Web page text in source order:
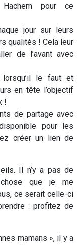
pour ce
jour sur leurs
qualités ! Cela leur
de l’avant avec
le faut et
en tête l’objectif
!
de partage avec
pour les
créer un lien de
Il n’y a pas de
que je me
ce serait celle-ci
: profitez de
mamans », il y a